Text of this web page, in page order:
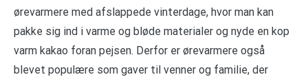
ørevarmere med afslappede vinterdage, hvor man kan
pakke sig ind i varme og bløde materialer og nyde en kop
varm kakao foran pejsen. Derfor er ørevarmere også
blevet populære som gaver til venner og familie, der